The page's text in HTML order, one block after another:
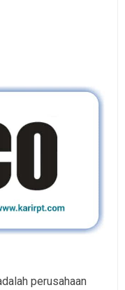
perusahaan